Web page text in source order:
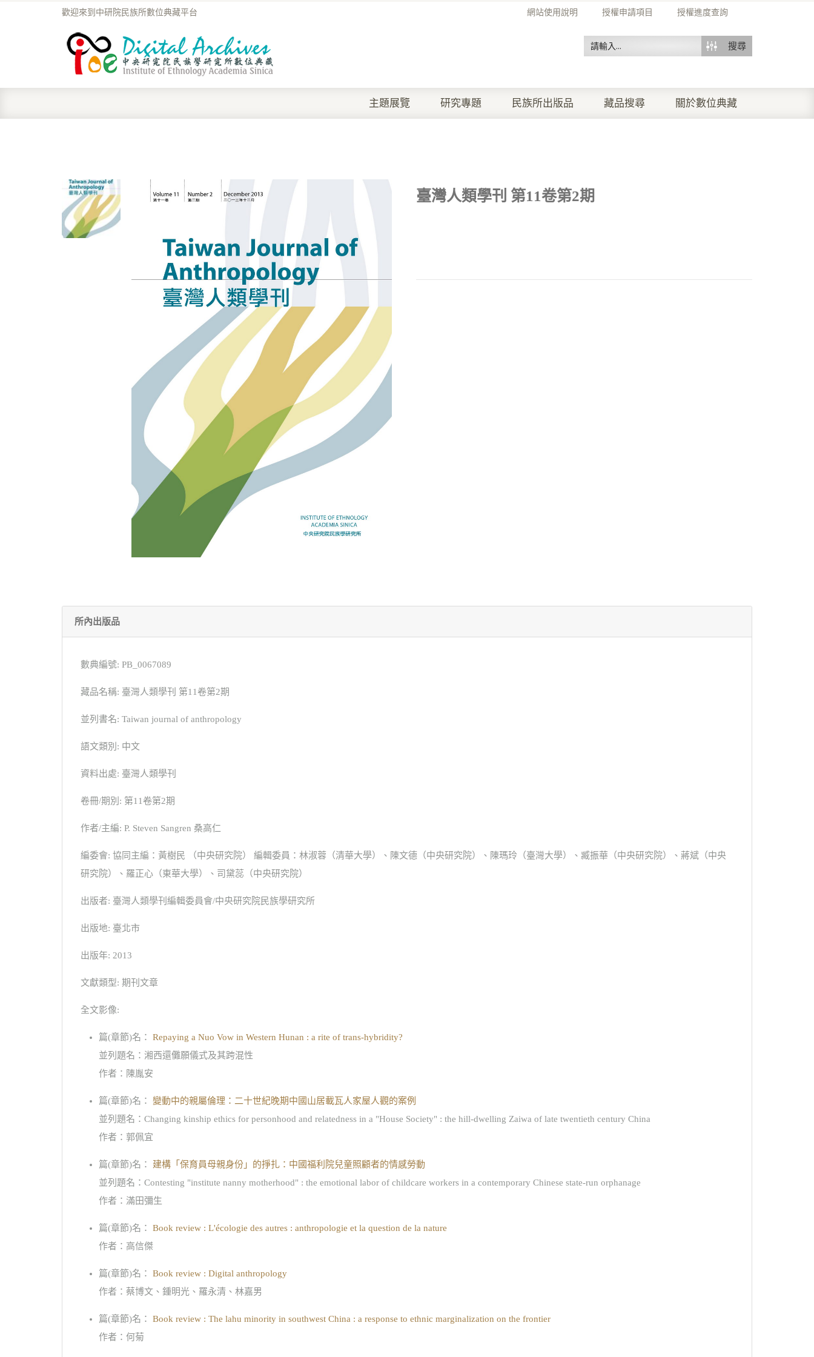
網站使用說明 授權申請項目 授權進度查詢
歡迎來到中研院民族所數位典藏平台
搜尋
主題展覽 研究專題 民族所出版品 藏品搜尋 關於數位典藏
臺灣人類學刊 第11卷第2期
所內出版品
數典編號: PB_0067089
藏品名稱: 臺灣人類學刊 第11卷第2期
並列書名: Taiwan journal of anthropology
語文類別: 中文
資料出處: 臺灣人類學刊
卷冊/期別: 第11卷第2期
作者/主編: P. Steven Sangren 桑高仁
編委會: 協同主編：黃樹民 （中央研究院） 編輯委員：林淑蓉（清華大學）、陳文德（中央研究院）、陳瑪玲（臺灣大學）、臧振華（中央研究院）、蔣斌（中央
研究院）、羅正心（東華大學）、司黛蕊（中央研究院）
出版者: 臺灣人類學刊編輯委員會/中央研究院民族學研究所
出版地: 臺北市
出版年: 2013
文獻類型: 期刊文章
全文影像:
篇(章節)名：
Repaying a Nuo Vow in Western Hunan : a rite of trans-hybridity?
並列題名：湘西還儺願儀式及其跨混性
作者：陳胤安
篇(章節)名：
變動中的親屬倫理：二十世紀晚期中國山居載瓦人家屋人觀的案例
並列題名：Changing kinship ethics for personhood and relatedness in a "House Society" : the hill-dwelling Zaiwa of late twentieth century China
作者：郭佩宜
篇(章節)名：
建構「保育員母親身份」的掙扎：中國福利院兒童照顧者的情感勞動
並列題名：Contesting "institute nanny motherhood" : the emotional labor of childcare workers in a contemporary Chinese state-run orphanage
作者：滿田彌生
篇(章節)名：
Book review : L'écologie des autres : anthropologie et la question de la nature
作者：高信傑
篇(章節)名：
Book review : Digital anthropology
作者：蔡博文、鍾明光、羅永清、林嘉男
篇(章節)名：
Book review : The lahu minority in southwest China : a response to ethnic marginalization on the frontier
作者：何菊